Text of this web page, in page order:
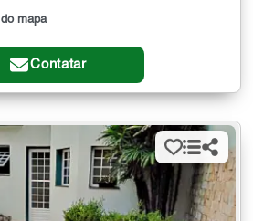
mapa
Contatar